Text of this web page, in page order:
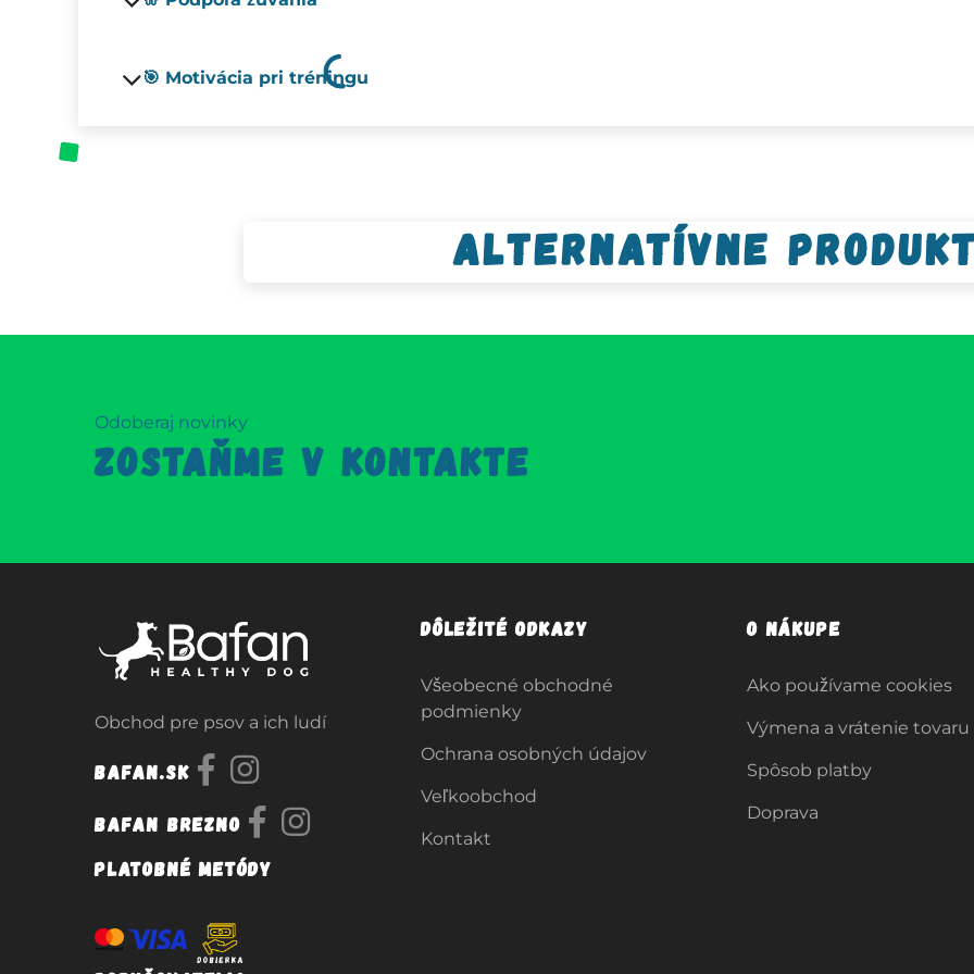
🎯 Motivácia pri tréningu
Alternatívne
Odoberaj novinky
ZOSTAŇME V KONTAKTE
Obchod pre psov a ich ludí
Bafan.sk
Bafan Brezno
Platobné metódy
Dôležité odkazy
Všeobecné obchodné
podmienky
Ochrana osobných údajov
Veľkoobchod
Kontakt
O nákupe
Ako používame cookies
Výmena a vrátenie tovaru
Spôsob platby
Doprava